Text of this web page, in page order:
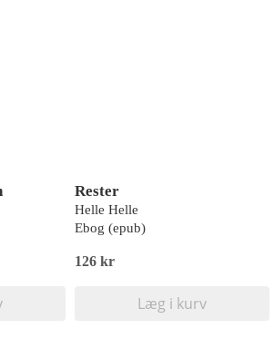
Rester
Helle Helle
Ebog (epub)
126 kr
Læg i kurv